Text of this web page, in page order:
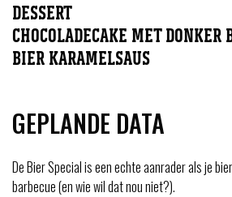
DESSERT
CHOCOLADECAKE MET DONKER
BIER KARAMELSAUS
GEPLANDE DATA
De Bier Special is een echte aanrader als je
barbecue (en wie wil dat nou niet?).